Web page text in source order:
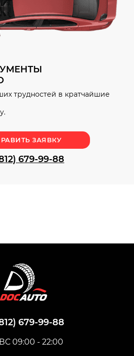
трудностей в кратчайшие
ЗАЯВКУ
679-99-88
679-99-88
09:00 - 22:00